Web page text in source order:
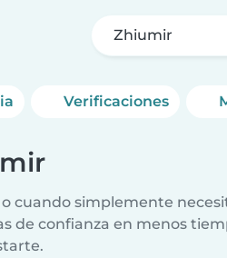
Zhiumir
Verificaciones
cuando simplemente
de confianza en menos